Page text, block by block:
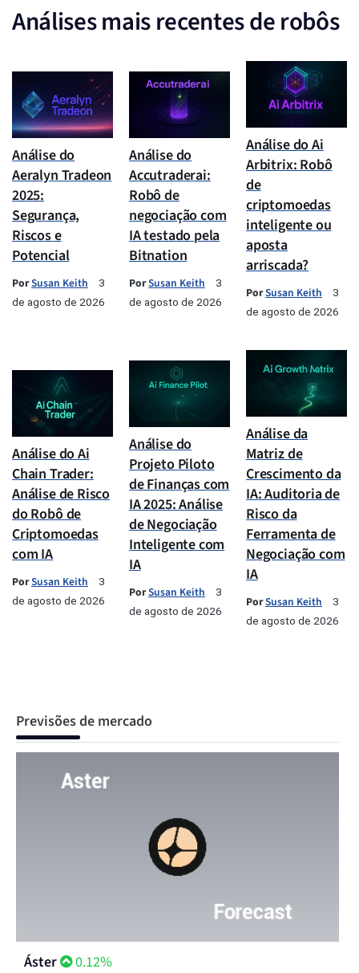
Análises mais recentes de robôs
Análise do
Aeralyn Tradeon
2025:
Segurança,
Riscos e
Potencial
PorSusan Keith
3
de agosto de 2026
Análise do
Accutraderai:
Robô de
negociação com
IA testado pela
Bitnation
PorSusan Keith
3
de agosto de 2026
Análise do Ai
Arbitrix: Robô
de
criptomoedas
inteligente ou
aposta
arriscada?
PorSusan Keith
3
de agosto de 2026
Análise do Ai
Chain Trader:
Análise de Risco
do Robô de
Criptomoedas
com IA
PorSusan Keith
3
de agosto de 2026
Análise do
Projeto Piloto
de Finanças com
IA 2025: Análise
de Negociação
Inteligente com
IA
PorSusan Keith
3
de agosto de 2026
Análise da
Matriz de
Crescimento da
IA: Auditoria de
Risco da
Ferramenta de
Negociação com
IA
PorSusan Keith
3
de agosto de 2026
Previsões de mercado
Áster 0.12%